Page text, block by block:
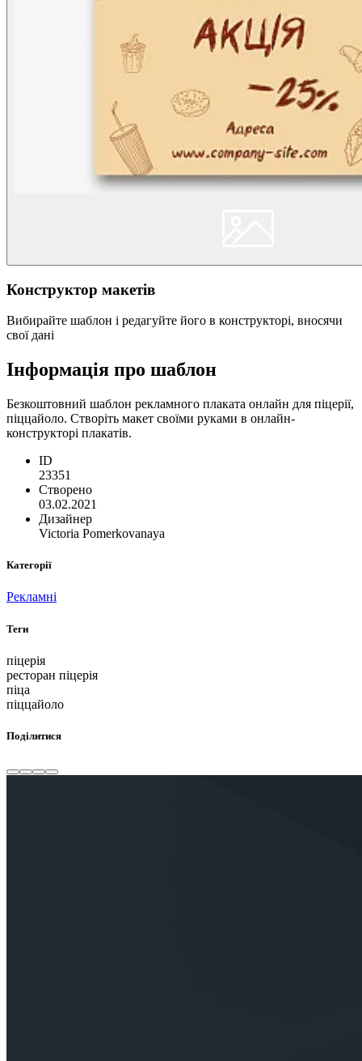
Конструктор макетів
Вибирайте шаблон і редагуйте його в конструкторі, вносячи
свої дані
Інформація про шаблон
Безкоштовний шаблон рекламного плаката онлайн для піцерії,
піццайоло. Створіть макет своїми руками в онлайн-
конструкторі плакатів.
ID
23351
Створено
03.02.2021
Дизайнер
Victoria Pomerkovanaya
Категорії
Рекламні
Теги
піцерія
ресторан піцерія
піца
піццайоло
Поділитися